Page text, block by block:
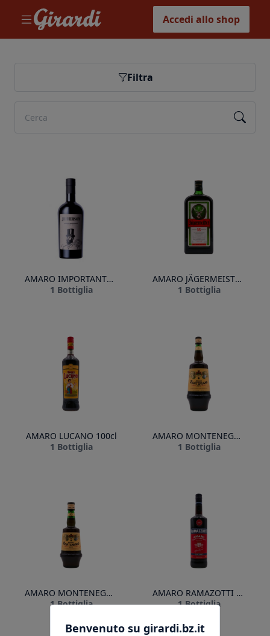
Accedi allo shop
Benvenuto su girardi.bz.it
Filtra
AMARO IMPORTANTE JEFFERSON 70cl
1 Bottiglia
AMARO JÄGERMEISTER 100cl
1 Bottiglia
AMARO LUCANO 100cl
1 Bottiglia
AMARO MONTENEGRO 150cl
1 Bottiglia
AMARO MONTENEGRO 70cl
1 Bottiglia
AMARO RAMAZOTTI 100cl
1 Bottiglia